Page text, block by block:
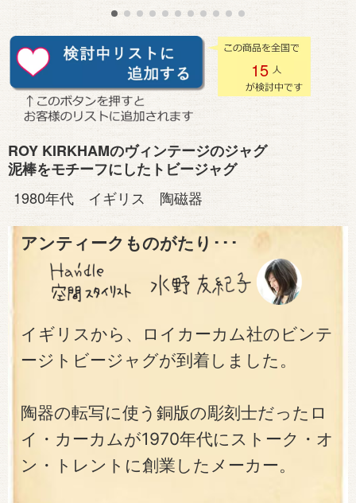
15
ROY KIRKHAMのヴィンテージのジャグ
泥棒をモチーフにしたトビージャグ
1980年代 イギリス 陶磁器
アンティークものがたり･･･
イギリスから、ロイカーカム社のビンテ
ージトビージャグが到着しました。
陶器の転写に使う銅版の彫刻士だったロ
イ・カーカムが1970年代にストーク・オ
ン・トレントに創業したメーカー。